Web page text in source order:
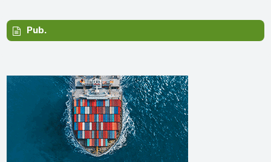
Pub.